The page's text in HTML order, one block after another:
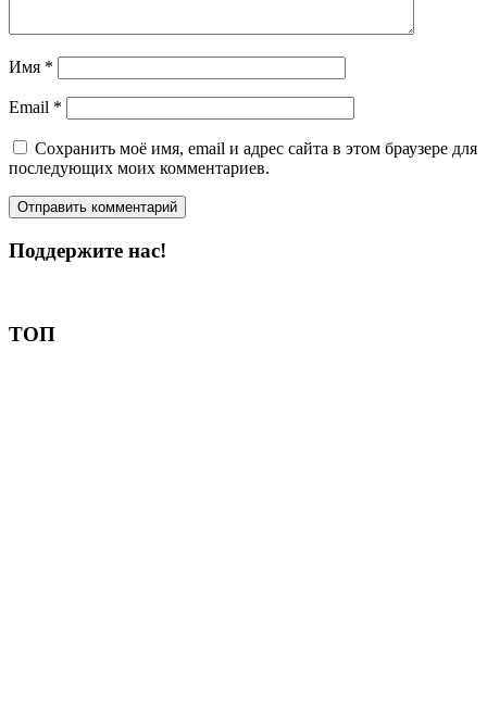
Имя *
Email *
Сохранить моё имя, email и адрес сайта в этом браузере для
последующих моих комментариев.
Поддержите нас!
ТОП